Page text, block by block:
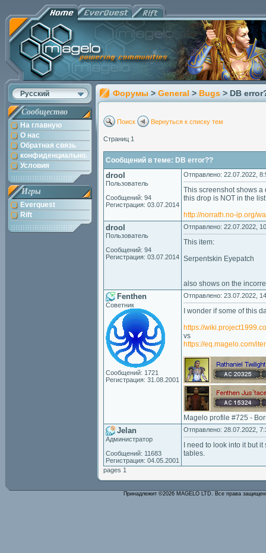
Русский
Сообщество
На главную
О нас
Обратная связь
конфиденциально.
Условия
Игры
Everquest
Rift
Форумы > General > Bugs > DB
Поиск Вернуться к списку тем
Страниц 1
Сообщений в теме: DB error??
drool
Пользователь
Сообщений: 94
Регистрация: 03.07.2014
Отправлено: 22.07.2022,
This screenshot shows a
this drop is NOT in the
http://norrath.no-ip.org/
drool
Пользователь
Сообщений: 94
Регистрация: 03.07.2014
Отправлено: 22.07.2022,
This item:
Serpentskin Eyepatch
also shows on the
Fenthen
Советник
Сообщений: 1721
Регистрация: 31.08.2001
Отправлено: 23.07.2022,
I wonder if some of this
https://
vs
https://eq.magelo.com/
Magelo profile #725 -
Jelan
Администратор
Сообщений: 11683
Регистрация: 04.05.2001
Отправлено: 28.07.2022,
I need to look into it but
tables.
pages 1
Принадлежит ©2026 MAGELO LTD. Все права